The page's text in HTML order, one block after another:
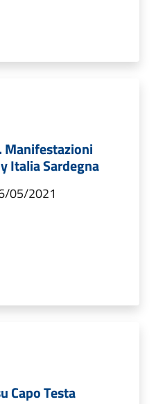
Manifestazioni
Italia Sardegna
05/2021
Capo Testa